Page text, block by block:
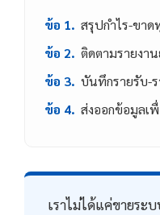
ข้อ 1. สรุปกำไร-ขา
ข้อ 2. ติดตามรายงา
ข้อ 3. บันทึกรายรับ-
ข้อ 4. ส่งออกข้อมูลเ
เราไม่ได้แค่ขายระ